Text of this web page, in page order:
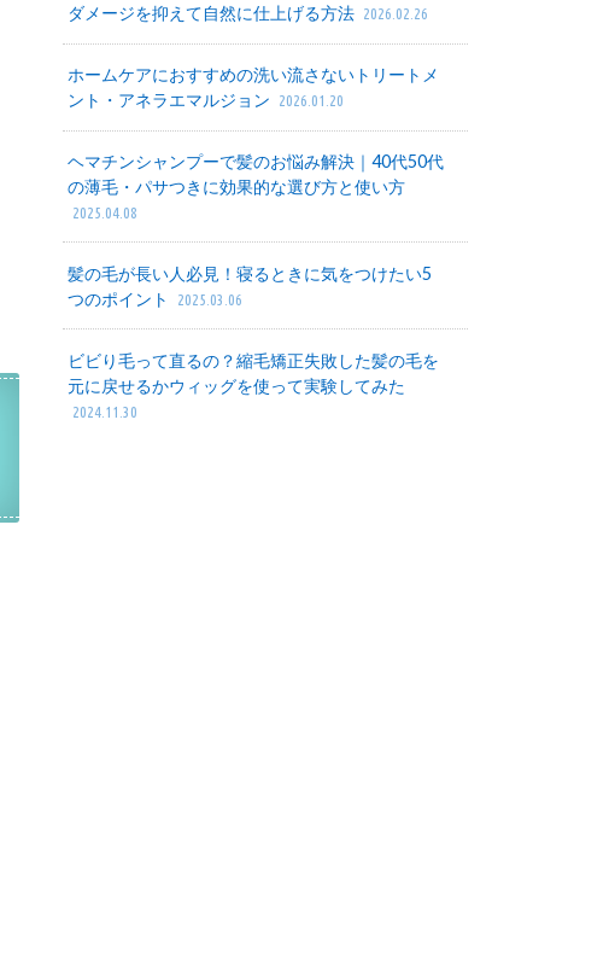
ダメージを抑えて自然に仕上げる方法 2026.02.26
ホームケアにおすすめの洗い流さないトリートメ
ント・アネラエマルジョン
2026.01.20
ヘマチンシャンプーで髪のお悩み解決｜40代50代
の薄毛・パサつきに効果的な選び方と使い方
2025.04.08
髪の毛が長い人必見！寝るときに気をつけたい5
つのポイント
2025.03.06
ビビり毛って直るの？縮毛矯正失敗した髪の毛を
元に戻せるかウィッグを使って実験してみた
2024.11.30